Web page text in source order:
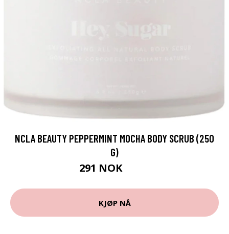
NCLA BEAUTY PEPPERMINT MOCHA BODY SCRUB (250
G)
291 NOK
KJØP NÅ